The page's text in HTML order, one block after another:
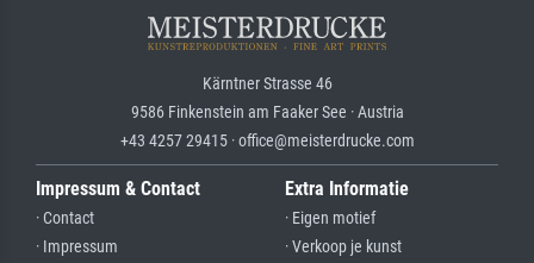
Kärntner Strasse 46
9586 Finkenstein am Faaker See · Austria
+43 4257 29415 · office@meisterdrucke.com
Impressum & Contact
· Contact
· Impressum
Extra Informatie
· Eigen motief
· Verkoop je kunst